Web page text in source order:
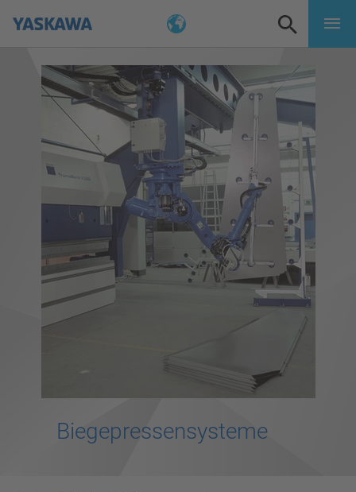
Biegepressensysteme